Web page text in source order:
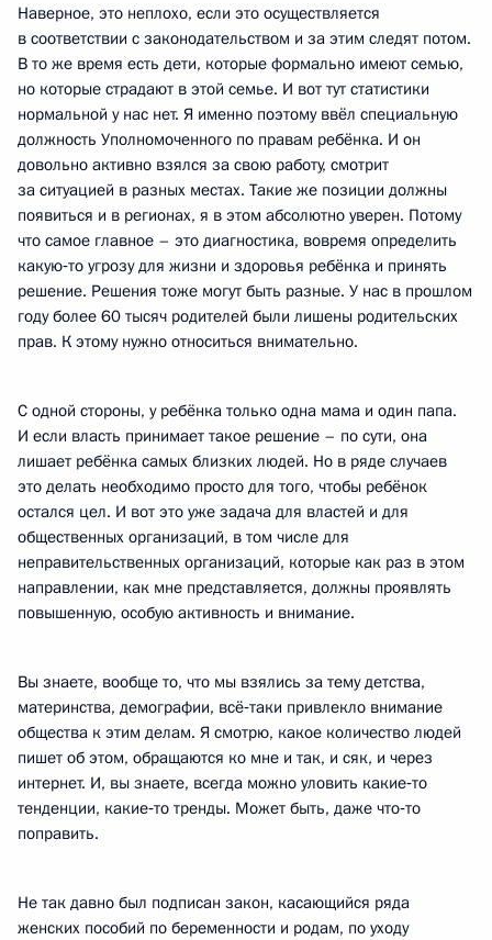
Наверное, это неплохо, если это осуществляется
в соответствии с законодательством и за этим следят потом.
В то же время есть дети, которые формально имеют семью,
но которые страдают в этой семье. И вот тут статистики
нормальной у нас нет. Я именно поэтому ввёл специальную
должность Уполномоченного по правам ребёнка. И он
довольно активно взялся за свою работу, смотрит
за ситуацией в разных местах. Такие же позиции должны
появиться и в регионах, я в этом абсолютно уверен. Потому
что самое главное – это диагностика, вовремя определить
какую‑то угрозу для жизни и здоровья ребёнка и принять
решение. Решения тоже могут быть разные. У нас в прошлом
году более 60 тысяч родителей были лишены родительских
прав. К этому нужно относиться внимательно.
С одной стороны, у ребёнка только одна мама и один папа.
И если власть принимает такое решение – по сути, она
лишает ребёнка самых близких людей. Но в ряде случаев
это делать необходимо просто для того, чтобы ребёнок
остался цел. И вот это уже задача для властей и для
общественных организаций, в том числе для
неправительственных организаций, которые как раз в этом
направлении, как мне представляется, должны проявлять
повышенную, особую активность и внимание.
Вы знаете, вообще то, что мы взялись за тему детства,
материнства, демографии, всё‑таки привлекло внимание
общества к этим делам. Я смотрю, какое количество людей
пишет об этом, обращаются ко мне и так, и сяк, и через
интернет. И, вы знаете, всегда можно уловить какие‑то
тенденции, какие‑то тренды. Может быть, даже что‑то
поправить.
Не так давно был подписан закон, касающийся ряда
женских пособий по беременности и родам, по уходу